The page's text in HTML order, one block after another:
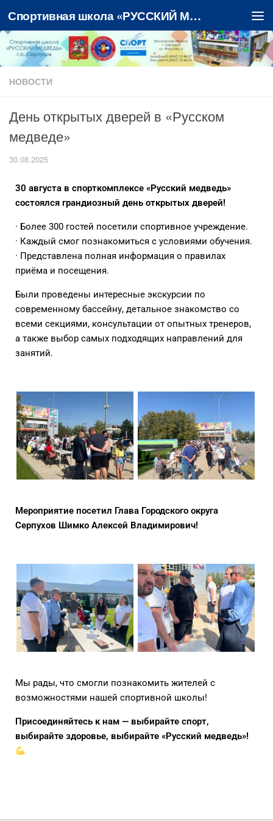
Перейти к содержимому Спортивная школа «РУССКИЙ МЕДВЕДЬ»
НОВОСТИ
День открытых дверей в «Русском
медведе»
30.08.2025
30 августа в спорткомплексе «Русский медведь»
состоялся грандиозный день открытых дверей!
· Более 300 гостей посетили спортивное учреждение.
· Каждый смог познакомиться с условиями обучения.
· Представлена полная информация о правилах
приёма и посещения.
Были проведены интересные экскурсии по
современному бассейну, детальное знакомство со
всеми секциями, консультации от опытных тренеров,
а также выбор самых подходящих направлений для
занятий.
Мероприятие посетил Глава Городского округа
Серпухов Шимко Алексей Владимирович!
Мы рады, что смогли познакомить жителей с
возможностями нашей спортивной школы!
Присоединяйтесь к нам — выбирайте спорт,
выбирайте здоровье, выбирайте «Русский медведь»!